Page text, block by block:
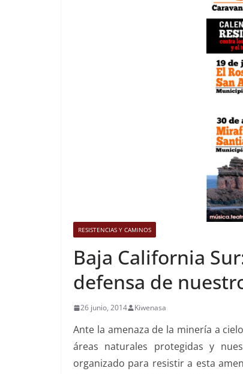
RESISTENCIAS Y CAMINOS
Baja California
defensa de
26 junio, 2014 Kiwenasa
Ante la amenaza de la minería a
áreas naturales protegidas y
organizado para resistir a esta